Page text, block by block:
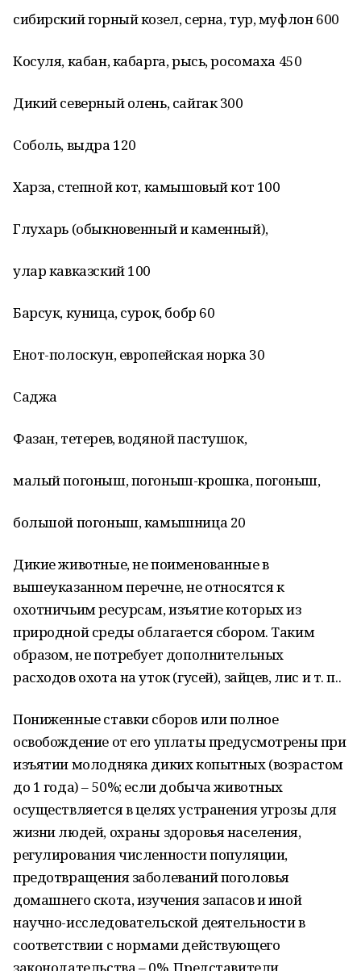
сибирский горный козел, серна, тур, муфлон 600
Косуля, кабан, кабарга, рысь, росомаха 450
Дикий северный олень, сайгак 300
Соболь, выдра 120
Харза, степной кот, камышовый кот 100
Глухарь (обыкновенный и каменный),
улар кавказский 100
Барсук, куница, сурок, бобр 60
Енот-полоскун, европейская норка 30
Саджа
Фазан, тетерев, водяной пастушок,
малый погоныш, погоныш-крошка, погоныш,
большой погоныш, камышница 20
Дикие животные, не поименованные в
вышеуказанном перечне, не относятся к
охотничьим ресурсам, изъятие которых из
природной среды облагается сбором. Таким
образом, не потребует дополнительных
расходов охота на уток (гусей), зайцев, лис и т. п..
Пониженные ставки сборов или полное
освобождение от его уплаты предусмотрены при
изъятии молодняка диких копытных (возрастом
до 1 года) – 50%; если добыча животных
осуществляется в целях устранения угрозы для
жизни людей, охраны здоровья населения,
регулирования численности популяции,
предотвращения заболеваний поголовья
домашнего скота, изучения запасов и иной
научно-исследовательской деятельности в
соответствии с нормами действующего